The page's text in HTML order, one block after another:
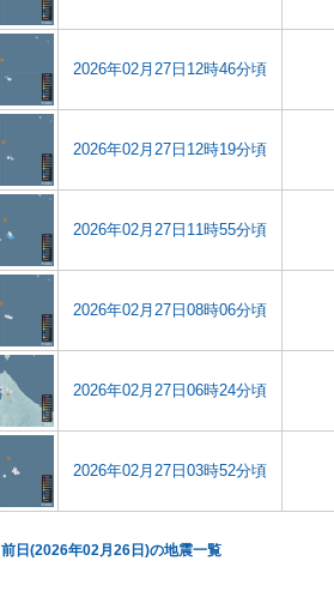
2026年02月27日12時46分頃
2026年02月27日12時19分頃
2026年02月27日11時55分頃
2026年02月27日08時06分頃
2026年02月27日06時24分頃
2026年02月27日03時52分頃
前日(2026年02月26日)の地震一覧